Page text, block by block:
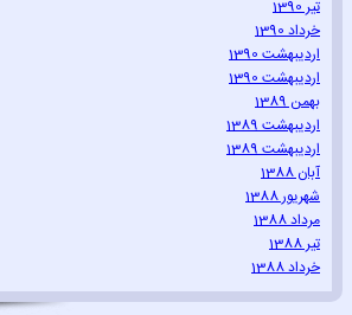
تیر 1390
خرداد 1390
اردیبهشت 1390
اردیبهشت 1390
بهمن 1389
اردیبهشت 1389
اردیبهشت 1389
آبان 1388
شهریور 1388
مرداد 1388
تیر 1388
خرداد 1388